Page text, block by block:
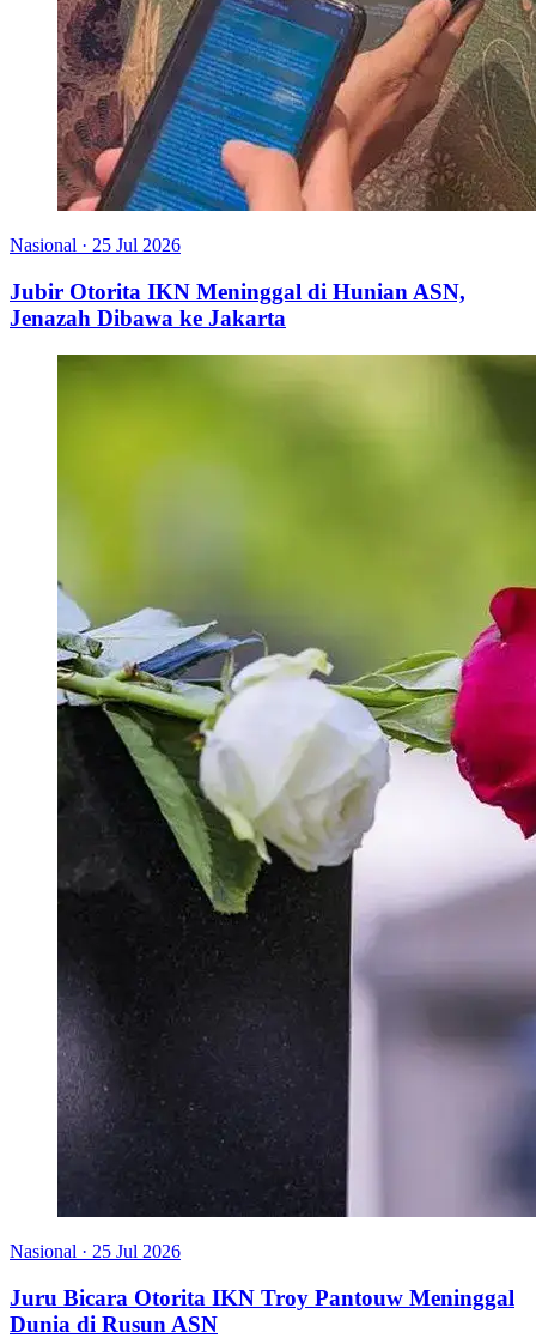
Nasional · 25 Jul 2026
Jubir Otorita IKN Meninggal di Hunian ASN,
Jenazah Dibawa ke Jakarta
Nasional · 25 Jul 2026
Juru Bicara Otorita IKN Troy Pantouw Meninggal
Dunia di Rusun ASN